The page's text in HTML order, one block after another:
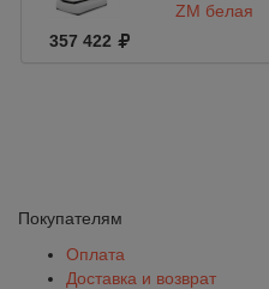
ZM белая
357 422
Покупателям
Оплата
Доставка и возврат